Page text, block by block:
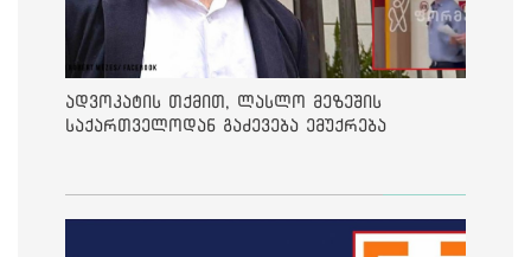
ადვოკატის თქმით, ლასლო მეზეშის
საქართველოდან გაძევება ემუქრება